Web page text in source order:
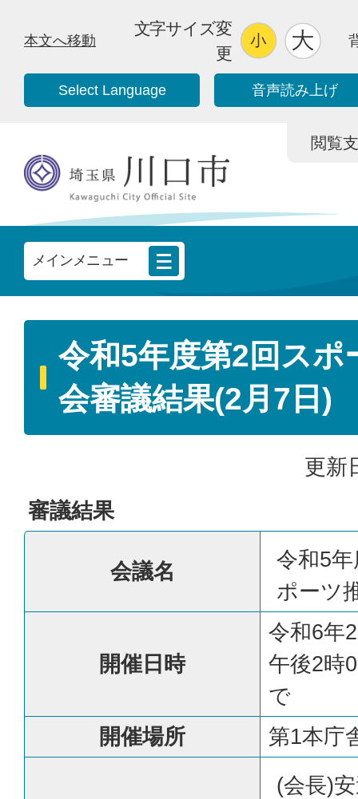
本文へ移動
文字サイズ変
更
Select Language 音声読み上げ
閲覧
メインメニュー
令和5年度第2回スポ
会審議結果(2月7日)
更新
審議結果
会議名
令和5
ポーツ
開催日時
令和6年
午後2時
で
開催場所
第1本庁
(会長)